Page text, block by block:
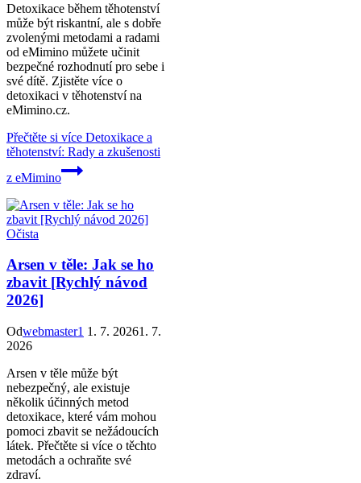
Detoxikace během těhotenství
může být riskantní, ale s dobře
zvolenými metodami a radami
od eMimino můžete učinit
bezpečné rozhodnutí pro sebe i
své dítě. Zjistěte více o
detoxikaci v těhotenství na
eMimino.cz.
Přečtěte si více Detoxikace a
těhotenství: Rady a zkušenosti
z eMimino
Očista
Arsen v těle: Jak se ho
zbavit [Rychlý návod
2026]
Odwebmaster1 1. 7. 20261. 7.
2026
Arsen v těle může být
nebezpečný, ale existuje
několik účinných metod
detoxikace, které vám mohou
pomoci zbavit se nežádoucích
látek. Přečtěte si více o těchto
metodách a ochraňte své
zdraví.